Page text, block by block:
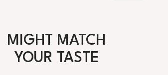
MIGHT MATCH
YOUR TASTE